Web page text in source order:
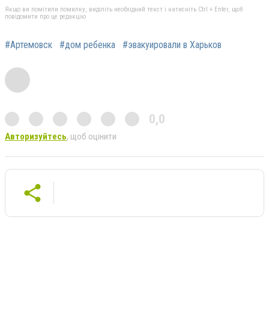
Якщо ви помітили помилку, виділіть необхідний текст і натисніть Ctrl + Enter, щоб
повідомити про це редакцію
#Артемовск #дом ребенка #эвакуировали в Харьков
0,0
Авторизуйтесь, щоб оцінити